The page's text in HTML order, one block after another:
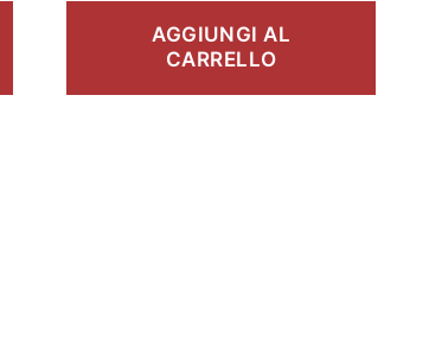
AGGIUNGI AL
CARRELLO